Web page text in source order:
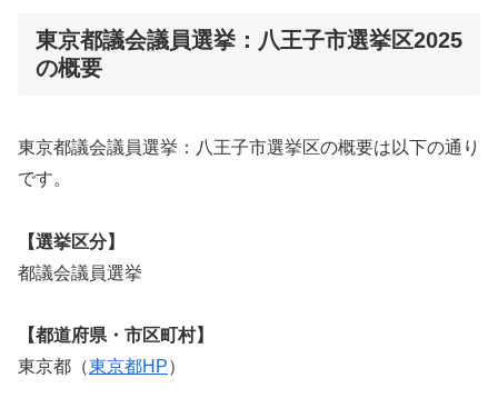
東京都議会議員選挙：八王子市選挙区2025
の概要
東京都議会議員選挙：八王子市選挙区の概要は以下の通り
です。
【選挙区分】
都議会議員選挙
【都道府県・市区町村】
東京都（東京都HP）